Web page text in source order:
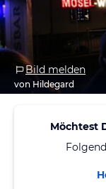
Bild melden
von Hildegard
Möchtest